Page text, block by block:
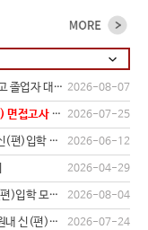
[수시모집] 2005년 2월 ~ 2023년 2월 국내고 졸업자 대입전형자료(학교생활기록부) 온라인 생성신청 안내 2026-08-07
재외국민특별전형 실시간 비대면(온라인) 면접고사 안내 2026-07-25
2026학년도 후기 일반대학원 정원내 신(편)입학 모집 합격자 발표 안내 2026-06-12
2026-04-29
2026학년도 후기 수시 일반대학원 신(편)입학 모집 합격자 등록 안내 2026-08-04
2026학년도 후기 수시 일반대학원 정원내 신(편)입학 모집 합격자 발표 안내 2026-07-24